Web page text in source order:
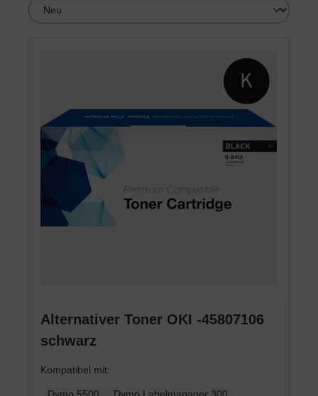
Alternativer Toner OKI -45807106
schwarz
Kompatibel mit: